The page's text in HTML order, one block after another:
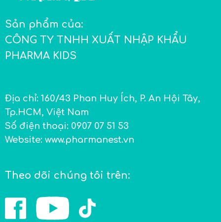
Sản phẩm của:
CÔNG TY TNHH XUẤT NHẬP KHẨU
PHARMA KIDS
Địa chỉ:160/43 Phan Huy Ích, P. An Hội Tây,
Tp.HCM, Việt Nam
Số điện thoại: 0907 07 51 53
Website:www.pharmanest.vn
Theo dõi chúng tôi trên: